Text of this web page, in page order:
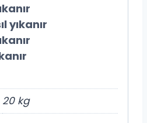
yıkanır
20 kg